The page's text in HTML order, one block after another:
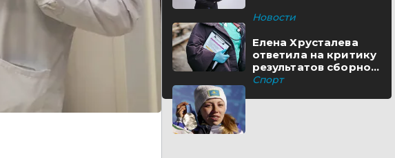
Новости
Елена Хрусталева
ответила на критику
результатов сборной
Казахстана
Спорт